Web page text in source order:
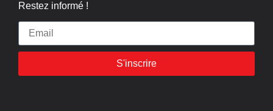
Restez informé !
S'inscrire